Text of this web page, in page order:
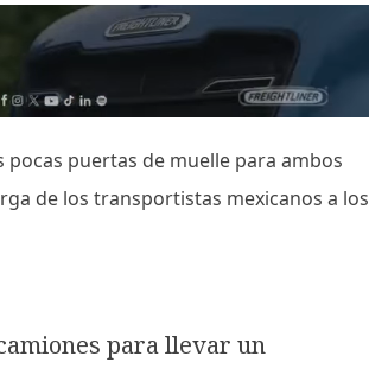
puertas de muelle para ambos
de los transportistas mexicanos a los
para llevar un